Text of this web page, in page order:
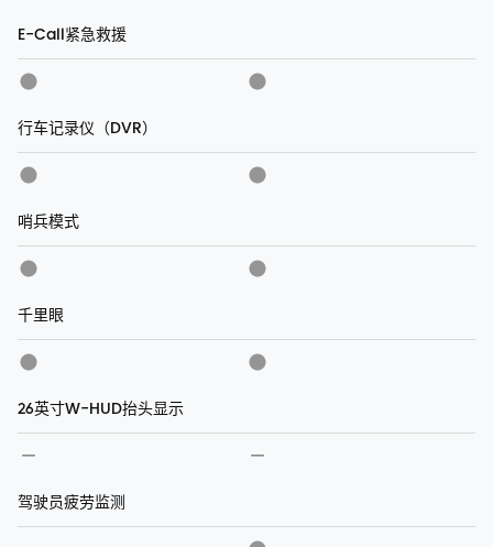
E-Call紧急救援
行车记录仪（DVR）
哨兵模式
千里眼
26英寸W-HUD抬头显示
驾驶员疲劳监测